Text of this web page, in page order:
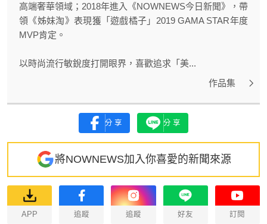
高端奢華領域；2018年進入《NOWNEWS今日新聞》，帶
領《姊妹淘》表現獲「遊戲橘子」2019 GAMA STAR年度
MVP肯定。
以時尚流行敏銳度打開眼界，喜歡追求「美...
作品集
分享 分享
將NOWNEWS加入你喜愛的新聞來源
APP 追蹤 追蹤 好友 訂閱